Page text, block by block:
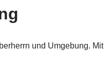
und Umgebung. Mit